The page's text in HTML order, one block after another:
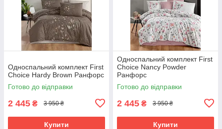
Односпальний комплект First
Choice Hardy Brown Ранфорс
Готово до відправки
2 445 ₴ 3 950 ₴
Купити
Односпальний комплект First
Choice Nancy Powder
Ранфорс
Готово до відправки
2 445 ₴ 3 950 ₴
Купити